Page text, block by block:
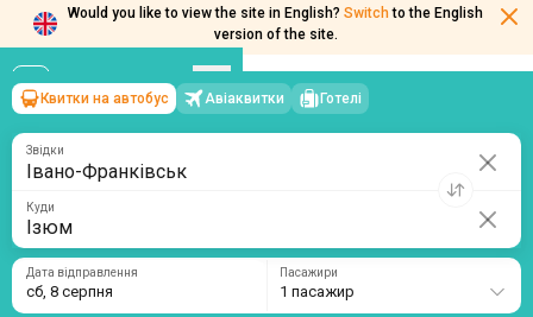
Would you like to view the site in English? Switch to the English
version of the site.
Івано-Франківськ →Ізюм
сб, 8 серпня/1 пасажир
Квитки на автобус Авіаквитки Готелі
Звідки
Куди
Дата відправлення
сб, 8 серпня
Пасажири
1 пасажир